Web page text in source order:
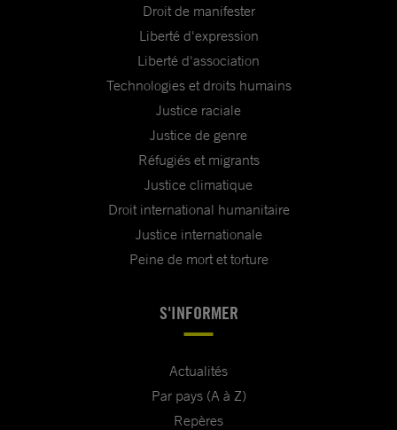
Droit de manifester
Liberté d'expression
Liberté d'association
Technologies et droits humains
Justice raciale
Justice de genre
Réfugiés et migrants
Justice climatique
Droit international humanitaire
Justice internationale
Peine de mort et torture
S'INFORMER
Actualités
Par pays (A à Z)
Repères